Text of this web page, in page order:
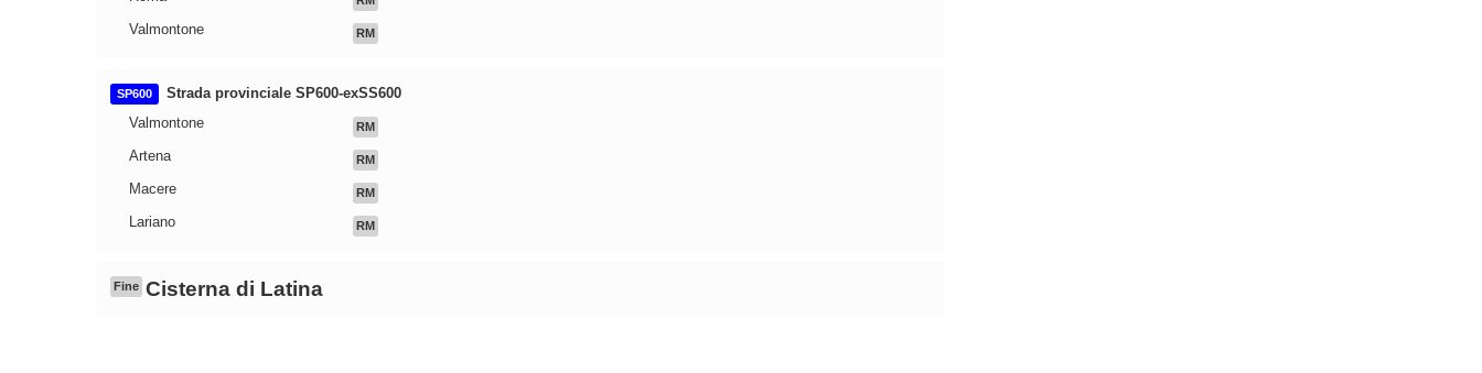
Valmontone RM
SP600
Strada provinciale SP600-exSS600
Valmontone
RM
Artena RM
Macere RM
Lariano RM
Fine Cisterna di Latina